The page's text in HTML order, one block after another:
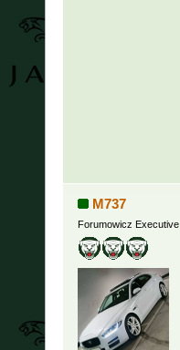
M737
Forumowicz Executive